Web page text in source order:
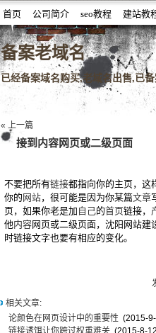
首页 公司简介 seo教程 建站教
噆噇已备案域名百度权重域名老域名
备案老域名
已经备案域名购买,老域名出售,已
« 上一篇
接到内容网页或二级页面
不要把所有链接都指向你的主页，这
你的 网站，很可能是因为你某篇文章
页，如果你老是加 自己的首页链接，
他内容网页或二级页面，沈阳网站建
时链接文字也要有相应的变化。
相关文章:
论颜色在网页设计中的重要性 (2015-
链接诱饵让你跨过权重难关 (2015-8-